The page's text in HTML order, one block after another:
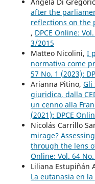
after the
reflections on the
, DPCE Online:
3/2015
Matteo Nicolini, I
normativa come
57 No. 1 (2023):
Arianna Pitino, Gli
giuridica, dalla
un cenno alla
(2021): DPCE
Nicolás Carrillo
mirage?
through the lens
Online: Vol. 64
Liliana Estupiñán
La eutanasia en